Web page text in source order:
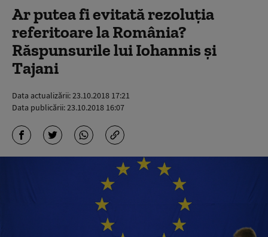
Ar putea fi evitată rezoluția
referitoare la România?
Răspunsurile lui Iohannis și
Tajani
Data actualizării:23.10.2018 17:21
Data publicării:23.10.2018 16:07